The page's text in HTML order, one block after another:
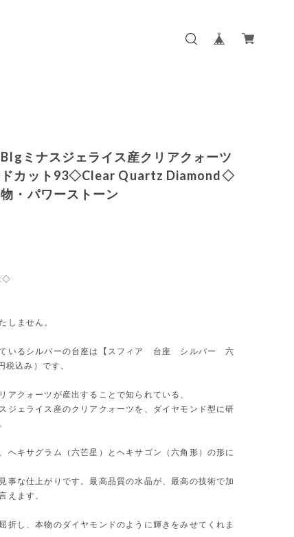
BIgミナスジェライス産クリアクォーツ
ドカット93◇Clear Quartz Diamond◇
・パワーストーン
しません。
ているシルバーの台座は【スフィア 台座 シルバー 六
込み）です。
アクォーツが産出することで知られている、
ジェライス産のクリアクォーツを、ダイヤモンド型に研
ヘキサグラム（六芒星）とヘキサゴン（六角形）の形に
事な仕上がりです。最高品質の水晶が、最高の技術で加
えます。
折し、本物のダイヤモンドのように輝きをみせてくれま